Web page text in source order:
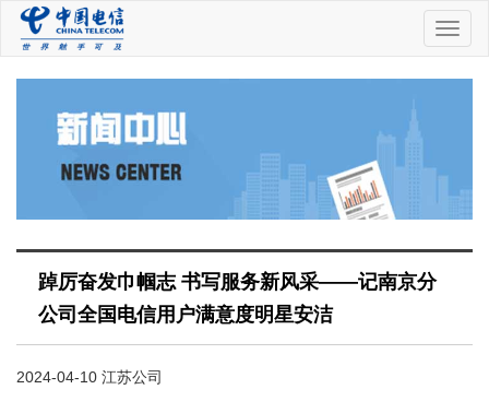
中
国
踔厉奋发巾帼志 书写服务新风采——记南京分
公司全国电信用户满意度明星安洁
2024-04-10 江苏公司